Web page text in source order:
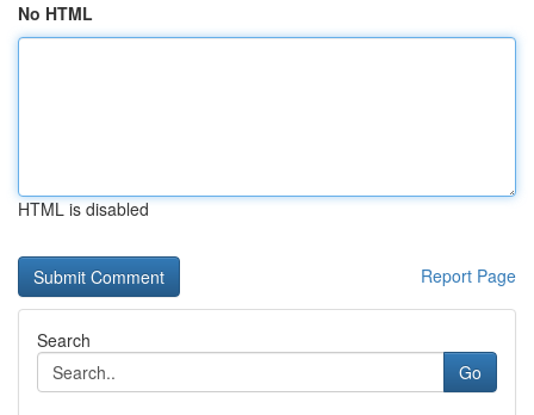
No HTML
HTML is disabled
Report Page
Search
Go